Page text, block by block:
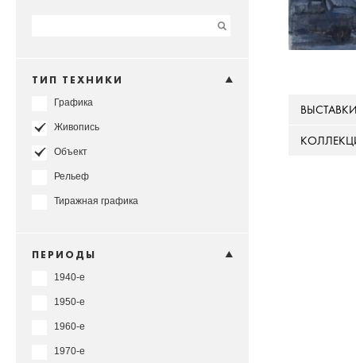
ТИП ТЕХНИКИ
Графика
Живопись
Объект
Рельеф
Тиражная графика
ПЕРИОДЫ
1940-е
1950-е
1960-е
1970-е